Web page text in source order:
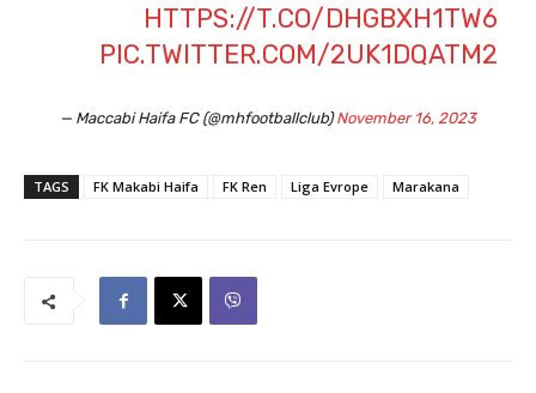
HTTPS://T.CO/DHGBXH1TW6
PIC.TWITTER.COM/2UK1DQATM2
— Maccabi Haifa FC (@mhfootballclub)November 16, 2023
TAGS FK Makabi Haifa FK Ren Liga Evrope Marakana